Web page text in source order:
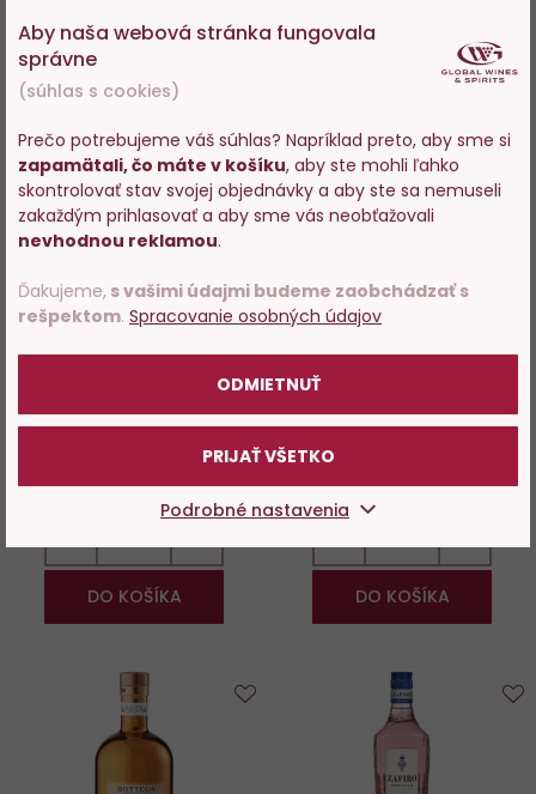
100%
Skladom 152 ks
20,39 €
DO KOŠÍKA
Do
obľúbených
Sleva
12 %
Skladom > 200 ks
23,29 €
DO KOŠÍKA
Aby naša webová stránka fungovala
správne
(súhlas s cookies)
Prečo potrebujeme váš súhlas? Napríklad preto, aby sme si
zapamätali, čo máte v košíku, aby ste mohli ľahko
skontrolovať stav svojej objednávky a aby ste sa nemuseli
zakaždým prihlasovať a aby sme vás neobťažovali
nevhodnou reklamou.
Ďakujeme, s vašimi údajmi budeme zaobchádzať s
rešpektom. Spracovanie osobných údajov
ODMIETNUŤ
PRIJAŤ VŠETKO
Podrobné nastavenia
Vstupujete na stránky s
predajom alkoholu. Prosím
potvrďte, že Vám už bolo 18